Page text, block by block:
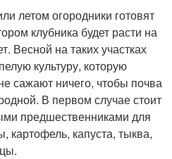
летом огородники готовят
клубника будет расти на
Весной на таких участках
культуру, которую
сажают ничего, чтобы почва
В первом случае стоит
предшественниками для
картофель, капуста, тыква,